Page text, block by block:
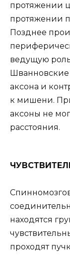
протяжении
протяжении
Позднее
ведущую
аксона и
к мишени.
аксоны не
расстояния.
находятся
проходят